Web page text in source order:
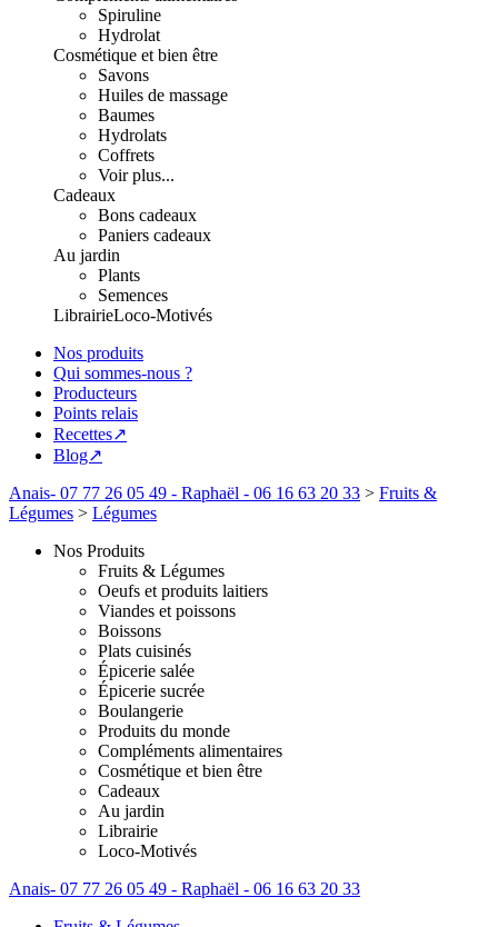
Spiruline
Hydrolat
Cosmétique et bien être
Savons
Huiles de massage
Baumes
Hydrolats
Coffrets
Voir plus...
Cadeaux
Bons cadeaux
Paniers cadeaux
Au jardin
Plants
Semences
LibrairieLoco-Motivés
Nos produits
Qui sommes-nous ?
Producteurs
Points relais
Recettes↗
Blog↗
Anais- 07 77 26 05 49 - Raphaël - 06 16 63 20 33 > Fruits &
Légumes > Légumes
Nos Produits
Fruits & Légumes
Oeufs et produits laitiers
Viandes et poissons
Boissons
Plats cuisinés
Épicerie salée
Épicerie sucrée
Boulangerie
Produits du monde
Compléments alimentaires
Cosmétique et bien être
Cadeaux
Au jardin
Librairie
Loco-Motivés
Anais- 07 77 26 05 49 - Raphaël - 06 16 63 20 33